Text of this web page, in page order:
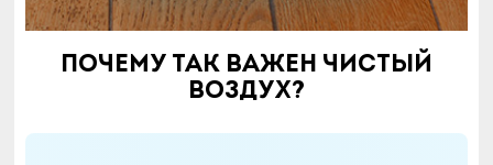
Почему так важен чистый
воздух?